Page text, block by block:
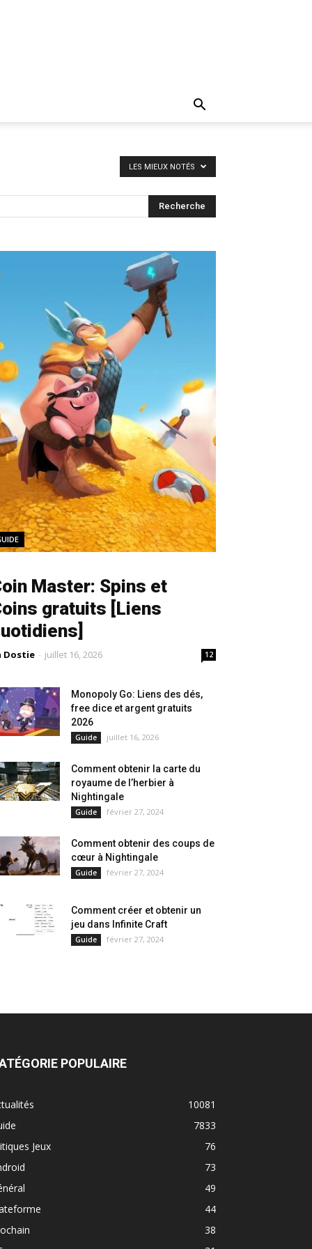
LES MIEUX NOTÉS
Master: Spins et
gratuits [Liens
Dostie - juillet 16, 2026 12
Monopoly Go: Liens des dés,
free dice et argent gratuits
2026
Guide juillet 16, 2026
Comment obtenir la carte du
royaume de l’herbier à
Nightingale
Guide février 27, 2024
Comment obtenir des coups de
cœur à Nightingale
Guide février 27, 2024
Comment créer et obtenir un
jeu dans Infinite Craft
Guide février 27, 2024
POPULAIRE
10081
7833
Jeux
76
73
49
44
38